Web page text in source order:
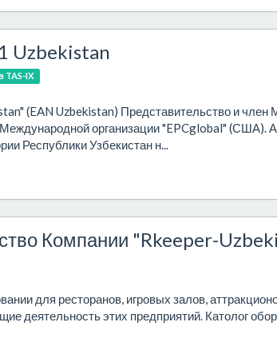
Uzbekistan
TAS-IX
(EAN Uzbekistan) Представительство и
организации "EPCglobal" (США).
Республики Узбекистан н...
Компании "Rkeeper-
для ресторанов, игровых залов,
деятельность этих предприятий. Католог